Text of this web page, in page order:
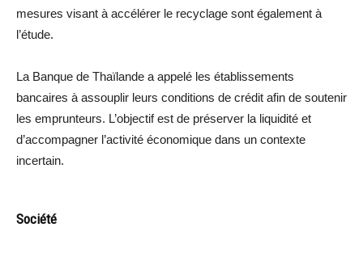
mesures visant à accélérer le recyclage sont également à
l’étude.
La Banque de Thaïlande a appelé les établissements
bancaires à assouplir leurs conditions de crédit afin de soutenir
les emprunteurs. L’objectif est de préserver la liquidité et
d’accompagner l’activité économique dans un contexte
incertain.
Société